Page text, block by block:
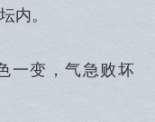
内。
一变，气急败坏